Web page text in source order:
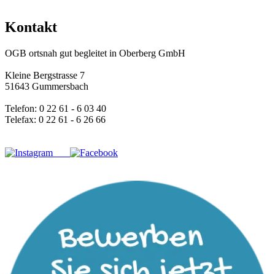
Kontakt
OGB ortsnah gut begleitet in Oberberg GmbH
Kleine Bergstrasse 7
51643 Gummersbach
Telefon: 0 22 61 - 6 03 40
Telefax: 0 22 61 - 6 26 66